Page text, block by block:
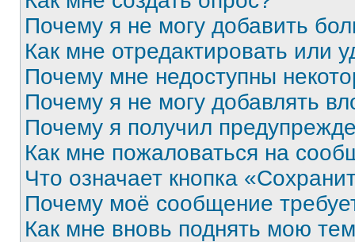
Почему я не могу добавить
Как мне отредактировать или
Почему мне недоступны
Почему я не могу добавлять
Почему я получил
Как мне пожаловаться на
Что означает кнопка
Почему моё сообщение
Как мне вновь поднять мою